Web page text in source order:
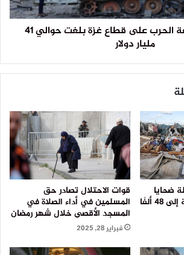
إعلام عبري: كلفة الحرب على قطاع غزة بلغت حوالي 41
مليار دولار
ضحايا
حرب الإبادة الصهيونية إلى 48 ألفًا
قوات الاحتلال تصادر حق
المسلمين في أداء الصلاة في
المسجد الأقصى خلال شهر رمضان
فبراير 28, 2025